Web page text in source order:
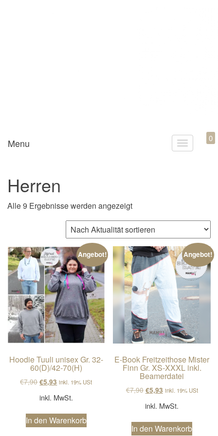
Mamili1910
T
a
v
i
g
a
i
o
Menu 0
Herren
Alle 9 Ergebnisse werden angezeigtNach Aktualität sortiert
Angebot!
Hoodie Tuuli unisex Gr. 32-
60(D)/42-70(H)
€7,90Ursprünglicher Preis war: €7,90
€5,93 Aktueller Preis ist: €5,93.
inkl. 19% USt
inkl. MwSt.
In den Warenkorb
Angebot!
E-Book Freitzeithose Mister
Finn Gr. XS-XXXL inkl.
Beamerdatei
€7,90 Ursprünglicher Preis
€5,93Aktueller Preis
inkl. 19% USt
inkl. MwSt.
In den Warenkorb